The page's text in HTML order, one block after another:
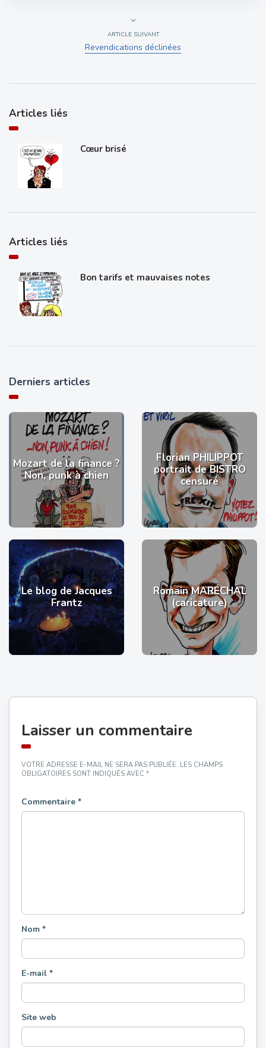
ARTICLE SUIVANT
Revendications déclinées
Articles liés
Cœur brisé
Articles liés
Bon tarifs et mauvaises notes
Derniers articles
Mozart de la finance ?
Non, punk à chien
Florian PHILIPPOT
portrait de BISTRO
censuré
Le blog de Jacques
Frantz
Romain MARÉCHAL
(caricature)
Laisser un commentaire
VOTRE ADRESSE E-MAIL NE SERA PAS PUBLIÉE. LES CHAMPS
OBLIGATOIRES SONT INDIQUÉS AVEC *
Commentaire *
Nom *
E-mail *
Site web